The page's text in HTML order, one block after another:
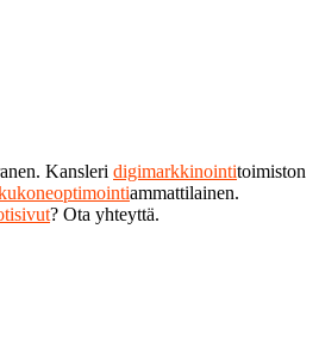
Kansleri digimarkkinointitoimiston
ammattilainen.
? Ota yhteyttä.